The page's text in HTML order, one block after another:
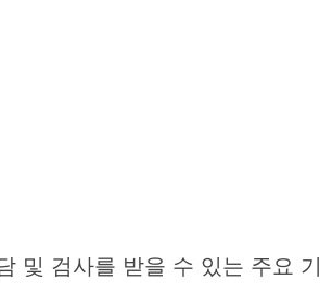
및 검사를 받을 수 있는 주요